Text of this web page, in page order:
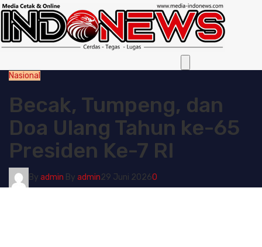
Nasional
Becak, Tumpeng, dan
Doa Ulang Tahun ke-65
Presiden Ke-7 RI
By admin By admin29 Juni 20260